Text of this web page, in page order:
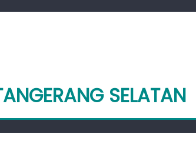
SELATAN